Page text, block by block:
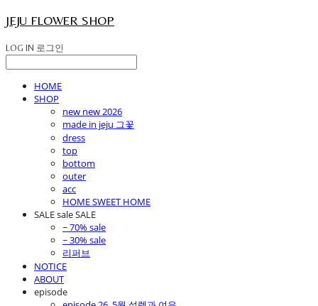
JEJU FLOWER SHOP
LOG IN 로그인
HOME
SHOP
new new 2026
made in jeju 그꽃
dress
top
bottom
outer
acc
HOME SWEET HOME
SALE sale SALE
~ 70% sale
~ 30% sale
리퍼브
NOTICE
ABOUT
episode